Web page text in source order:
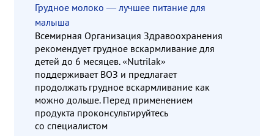
Грудное молоко — лучшее питание для
малыша
Всемирная Организация Здравоохранения
рекомендует грудное вскармливание для
детей до 6 месяцев. «Nutrilak»
поддерживает ВОЗ и предлагает
продолжать грудное вскармливание как
можно дольше. Перед применением
продукта проконсультируйтесь
со специалистом